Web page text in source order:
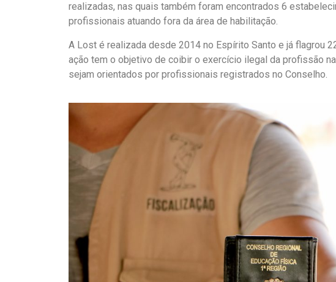
realizadas, nas quais também foram encontrados 6
profissionais atuando fora da área de habilitação.
A Lost é realizada desde 2014 no Espírito Santo e já flagrou
ação tem o objetivo de coibir o exercício ilegal da profissão
sejam orientados por profissionais registrados no Conselho.